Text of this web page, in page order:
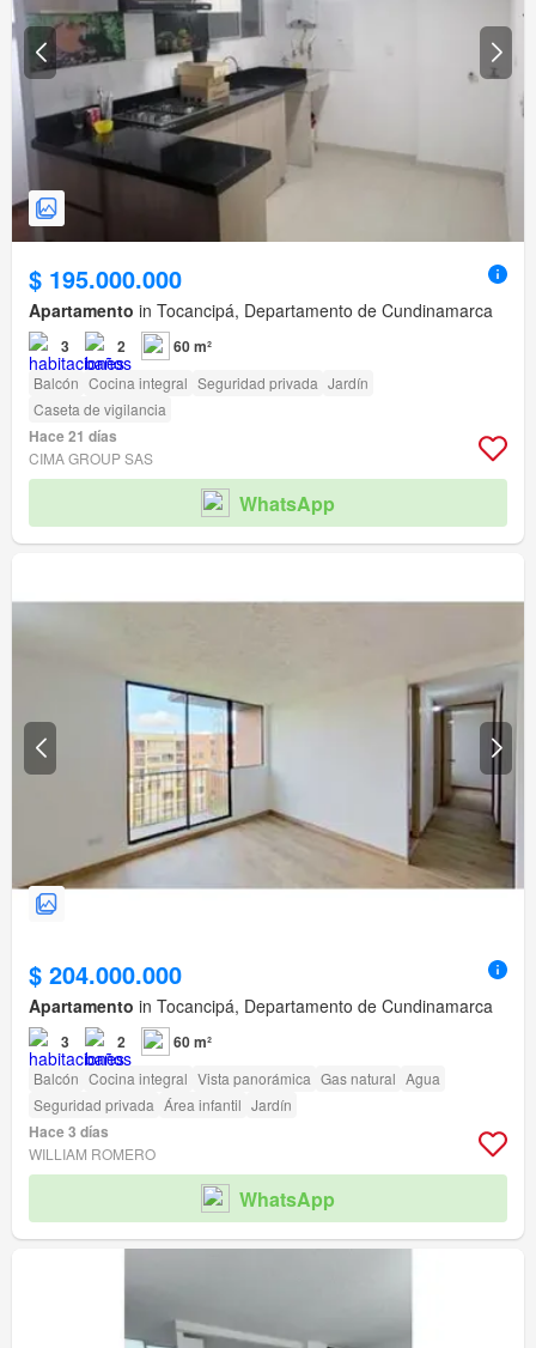
$ 195.000.000
Apartamento in Tocancipá, Departamento de Cundinamarca
3 2 60 m²
Balcón Cocina integral Seguridad privada Jardín
Caseta de vigilancia
Hace 21 días
CIMA GROUP SAS
WhatsApp
$ 204.000.000
Apartamento in Tocancipá, Departamento de Cundinamarca
3 2 60 m²
Balcón Cocina integral Vista panorámica Gas natural Agua
Seguridad privada Área infantil Jardín
Hace 3 días
WILLIAM ROMERO
WhatsApp